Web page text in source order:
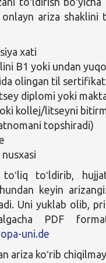
ariza shaklini
xati
B1 yoki undan
olingan til
diplomi yoki
kollej/litseyni
topshiradi)
toʻliq toʻldirib,
keyin
Uni yuklab olib,
PDF
uni.de
ariza koʻrib